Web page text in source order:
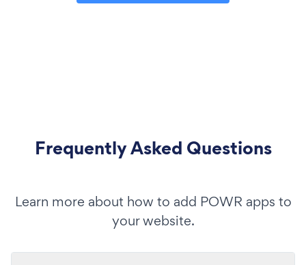
Frequently Asked Questions
Learn more about how to add POWR apps to
your website.